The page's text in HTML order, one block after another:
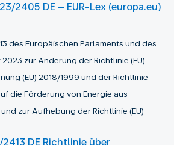
2405 DE – EUR-Lex (europa.eu)
des Europäischen Parlaments und des
zur Änderung der Richtlinie (EU)
(EU) 2018/1999 und der Richtlinie
die Förderung von Energie aus
zur Aufhebung der Richtlinie (EU)
DE Richtlinie über